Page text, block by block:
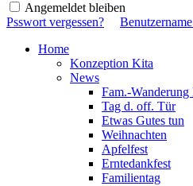
Angemeldet bleiben
Psswort vergessen?
Home
Konzeption Kita
News
Fam.-Wanderung
Tag d. off. Tür
Etwas Gutes tun
Weihnachten
Apfelfest
Erntedankfest
Familientag